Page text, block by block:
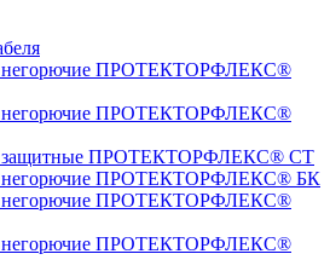
негорючие ПРОТЕКТОРФЛЕКС®
негорючие ПРОТЕКТОРФЛЕКС®
защитные ПРОТЕКТОРФЛЕКС® СТ
негорючие ПРОТЕКТОРФЛЕКС® БК
негорючие ПРОТЕКТОРФЛЕКС®
негорючие ПРОТЕКТОРФЛЕКС®